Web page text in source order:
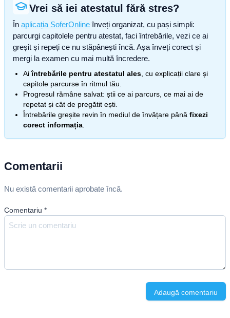
Vrei să iei atestatul fără stres?
În aplicația SoferOnline înveți organizat, cu pași simpli:
parcurgi capitolele pentru atestat, faci întrebările, vezi ce ai
greșit și repeți ce nu stăpânești încă. Așa înveți corect și
mergi la examen cu mai multă încredere.
Aiîntrebările pentru atestatul ales , cu explicații clare și
capitole parcurse în ritmul tău.
Progresul rămâne salvat: știi ce ai parcurs, ce mai ai de
repetat și cât de pregătit ești.
Întrebările greșite revin în mediul de învățare până fixezi
corect informația
Comentarii
Nu există comentarii aprobate încă.
Comentariu *
Adaugă comentariu